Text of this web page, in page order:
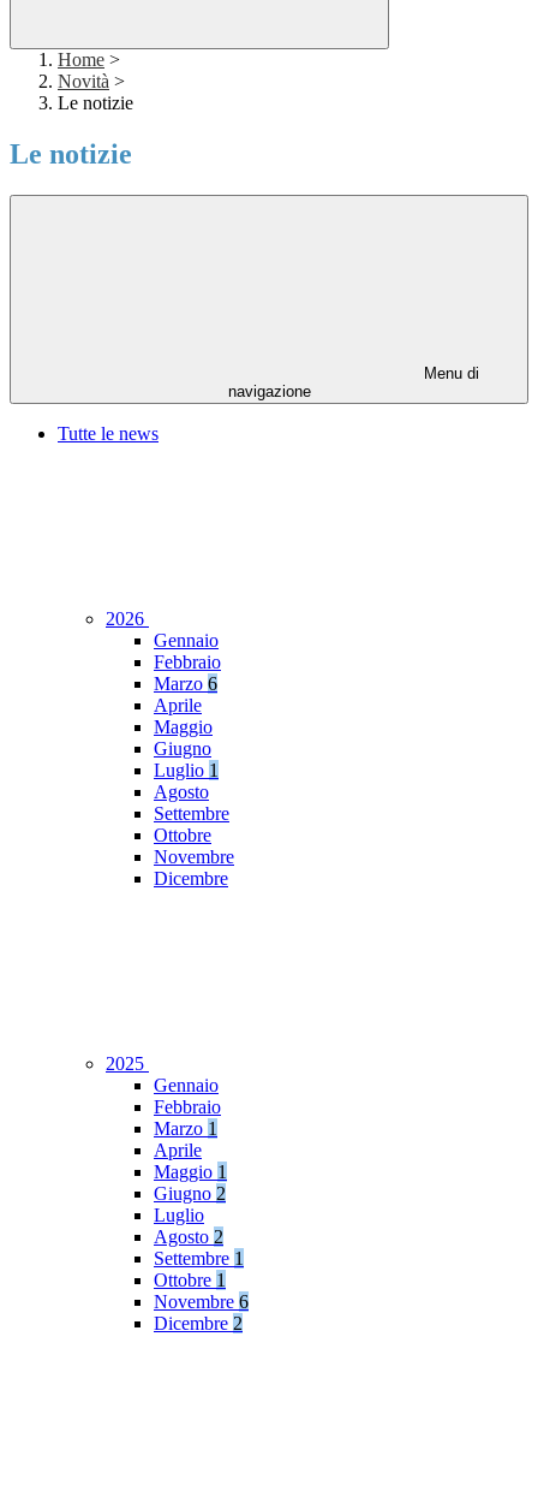
Home >
Novità >
Le notizie
Le notizie
Menu di
navigazione
Tutte le news
2026
Gennaio
Febbraio
Marzo 6
Aprile
Maggio
Giugno
Luglio 1
Agosto
Settembre
Ottobre
Novembre
Dicembre
2025
Gennaio
Febbraio
Marzo 1
Aprile
Maggio 1
Giugno 2
Luglio
Agosto 2
Settembre 1
Ottobre 1
Novembre 6
Dicembre 2